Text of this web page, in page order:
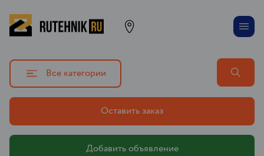
Все категории
Оставить заказ
Добавить объявление